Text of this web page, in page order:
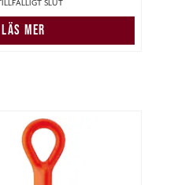
SLUT
LÄS MER